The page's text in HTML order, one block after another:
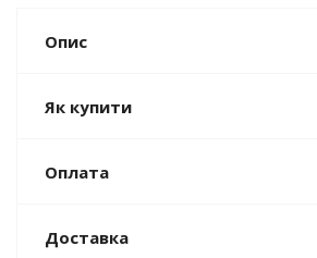
Опис
Як купити
Оплата
Доставка